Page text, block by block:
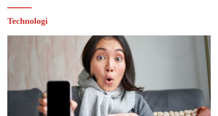
Technologi